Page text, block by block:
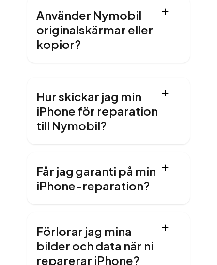
Använder Nymobil
originalskärmar eller
kopior?
Hur skickar jag min
iPhone för reparation
till Nymobil?
Får jag garanti på min
iPhone-reparation?
Förlorar jag mina
bilder och data när ni
reparerar iPhone?